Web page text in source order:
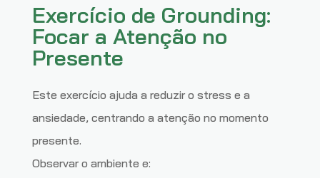
Exercício de Grounding:
Focar a Atenção no
Presente
Este exercício ajuda a reduzir o stress e a
ansiedade, centrando a atenção no momento
presente.
Observar o ambiente e: